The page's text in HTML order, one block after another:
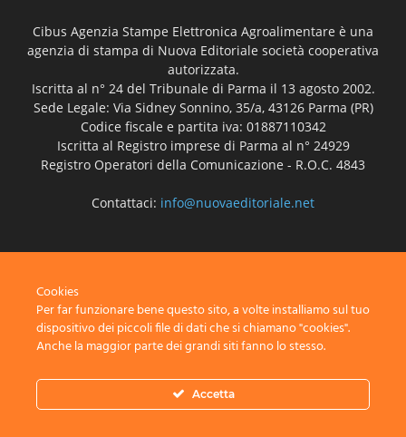
Cibus Agenzia Stampe Elettronica Agroalimentare è una
agenzia di stampa di Nuova Editoriale società cooperativa
autorizzata.
Iscritta al n° 24 del Tribunale di Parma il 13 agosto 2002.
Sede Legale: Via Sidney Sonnino, 35/a, 43126 Parma (PR)
Codice fiscale e partita iva: 01887110342
Iscritta al Registro imprese di Parma al n° 24929
Registro Operatori della Comunicazione - R.O.C. 4843
Contattaci: info@nuovaeditoriale.net
Privacy Advertisement
Cookies
Per far funzionare bene questo sito, a volte installiamo sul tuo
dispositivo dei piccoli file di dati che si chiamano "cookies".
Anche la maggior parte dei grandi siti fanno lo stesso.
Accetta